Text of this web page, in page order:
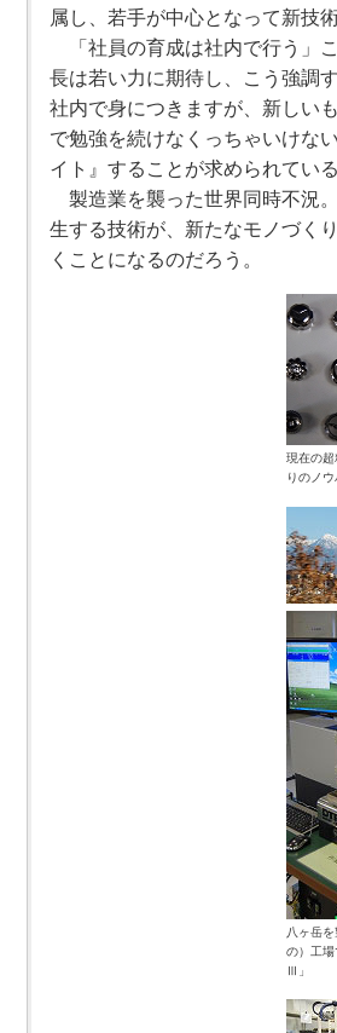
属し、若手が中心となって新技
「社員の育成は社内で行う」
長は若い力に期待し、こう強調
社内で身につきますが、新しい
で勉強を続けなくっちゃいけな
イト』することが求められてい
製造業を襲った世界同時不況
生する技術が、新たなモノづく
くことになるのだろう。
現在の超
りのノ
八ヶ岳
の）工場
Ⅲ」